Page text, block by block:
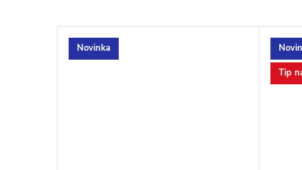
Novinka
Tip